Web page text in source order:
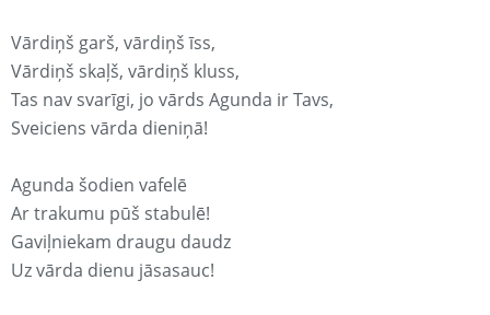
Vārdiņš garš, vārdiņš īss,
Vārdiņš skaļš, vārdiņš kluss,
Tas nav svarīgi, jo vārds Agunda ir Tavs,
Sveiciens vārda dieniņā!
Agunda šodien vafelē
Ar trakumu pūš stabulē!
Gaviļniekam draugu daudz
Uz vārda dienu jāsasauc!